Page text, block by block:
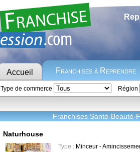
Accueil Franchises à Reprendre
Type de commerce Région
Franchises Santé-Beauté-
Naturhouse
Type :Minceur -